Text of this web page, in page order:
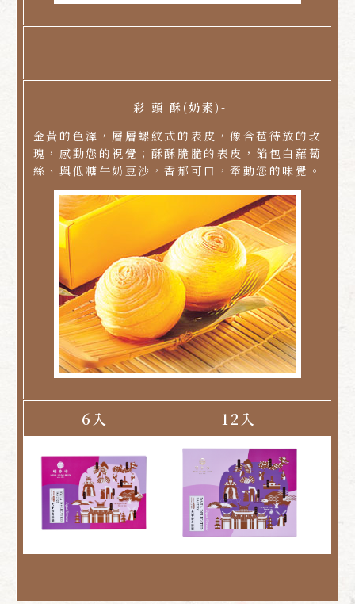
彩 頭 酥(奶素)-
金黃的色澤，層層螺紋式的表皮，像含苞待放的玫
瑰，感動您的視覺；酥酥脆脆的表皮，餡包白蘿蔔
絲、與低糖牛奶豆沙，香郁可口，牽動您的味覺。
6入 12入